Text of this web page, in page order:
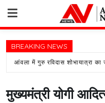
content
BREAKING NEWS
आंवला में गुरु रविदास शोभायात्रा
मुख्यमंत्री योगी